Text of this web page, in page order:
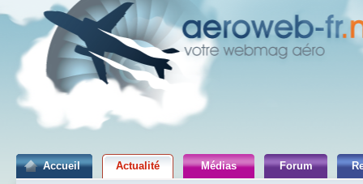
Accueil Actualité Médias Forum